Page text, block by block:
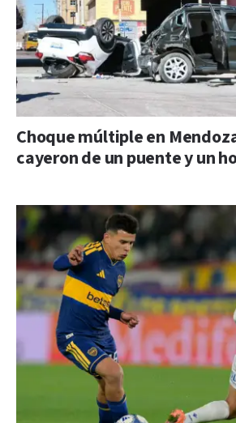
Choque múltiple en
cayeron de un puente y un